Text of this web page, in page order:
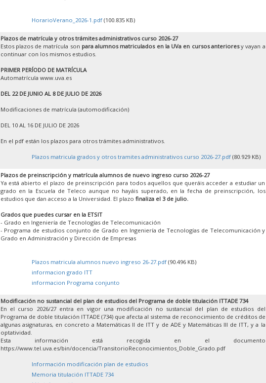
HorarioVerano_2026-1.pdf(100.835 KB)
Plazos de matrícula y otros trámites administrativos curso 2026-27
Estos plazos de matrícula son para alumnos matriculados en la UVa en cursos anterioresy vayan a
continuar con los mismos estudios.
PRIMER PERÍODO DE MATRÍCULA
Automatrícula www.uva.es
DEL 22 DE JUNIO AL 8 DE JULIO DE 2026
Modificaciones de matrícula (automodificación)
DEL 10 AL 16 DE JULIO DE 2026
En el pdf están los plazos para otros trámites administrativos.
Plazos matricula grados y otros tramites administrativos curso 2026-27.pdf(80.929 KB)
Plazos de preinscripción y matrícula alumnos de nuevo ingreso curso 2026-27
Ya está abierto el plazo de preinscripción para todos aquellos que queráis acceder a estudiar un
grado en la Escuela de Teleco aunque no hayáis superado, en la fecha de preinscripción, los
estudios que dan acceso a la Universidad. El plazo finaliza el 3 de julio.
Grados que puedes cursar en la ETSIT
- Grado en Ingeniería de Tecnologías de Telecomunicación
- Programa de estudios conjunto de Grado en Ingeniería de Tecnologías de Telecomunicación y
Grado en Administración y Dirección de Empresas
Plazos matricula alumnos nuevo ingreso 26-27.pdf(90.496 KB)
informacion grado ITT
informacion Programa conjunto
Modificación no sustancial del plan de estudios del Programa de doble titulación ITTADE 734
En el curso 2026/27 entra en vigor una modificación no sustancial del plan de estudios del
Programa de doble titulación ITTADE (734) que afecta al sistema de reconocimiento de créditos de
algunas asignaturas, en concreto a Matemáticas II de ITT y de ADE y Matemáticas III de ITT, y a la
optatividad.
Esta información está recogida en el documento
https://www.tel.uva.es/bin/docencia/TransitorioReconocimientos_Doble_Grado.pdf
Información modificación plan de estudios
Memoria titulación ITTADE 734